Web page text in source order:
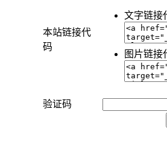
本站链接代
码
文字链接
图片链接
验证码